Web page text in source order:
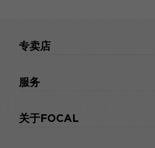
专卖店
服务
关于FOCAL